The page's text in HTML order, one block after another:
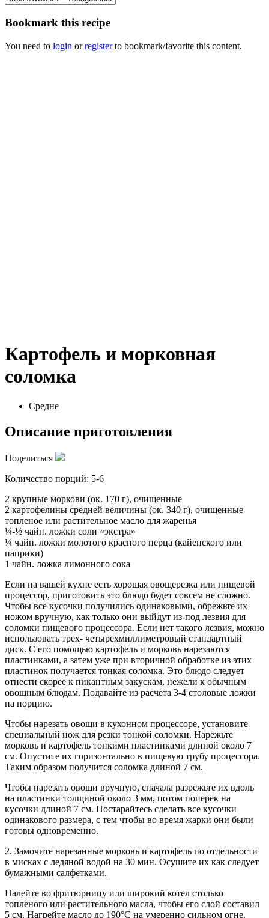
Bookmark this recipe
You need to login orregisterto bookmark/favorite this content.
Картофель и морковная
соломка
Средне
Описание приготовления
Поделиться
Количество порций: 5-6
2 крупные моркови (ок. 170 г), очищенные
2 картофелины средней величины (ок. 340 г), очищенные
топленое или растительное масло для жаренья
¼-½ чайн. ложки соли «экстра»
¼ чайн. ложки молотого красного перца (кайенского или
паприки)
1 чайн. ложка лимонного сока
Если на вашей кухне есть хорошая овощерезка или пищевой
процессор, приготовить это блюдо будет совсем не сложно.
Чтобы все кусочки получились одинаковыми, обрежьте их
ножом вручную, как только они выйдут из-под лезвия для
соломки пищевого процессора. Если нет такого лезвия, можно
использовать трех- четырехмиллиметровый стандартный
диск. С его помощью картофель и морковь нарезаются
пластинками, а затем уже при вторичной обработке из этих
пластинок получается тонкая соломка. Это блюдо следует
отнести скорее к пикантным закускам, нежели к обычным
овощным блюдам. Подавайте из расчета 3-4 столовые ложки
на порцию.
Чтобы нарезать овощи в кухонном процессоре, установите
специальный нож для резки тонкой соломки. Нарежьте
морковь и картофель тонкими пластинками длиной около 7
см. Опустите их горизонтально в пищевую трубу процессора.
Таким образом получится соломка длиной 7 см.
Чтобы нарезать овощи вручную, сначала разрежьте их вдоль
на пластинки толщиной около 3 мм, потом поперек на
кусочки длиной 7 см. Постарайтесь сделать все кусочки
одинакового размера, с тем чтобы во время жарки они были
готовы одновременно.
2. Замочите нарезанные морковь и картофель по отдельности
в мисках с ледяной водой на 30 мин. Осушите их как следует
бумажными салфетками.
Налейте во фритюрницу или широкий котел столько
топленого или растительного масла, чтобы его слой составил
5 см. Нагрейте масло до 190°С на умеренно сильном огне.